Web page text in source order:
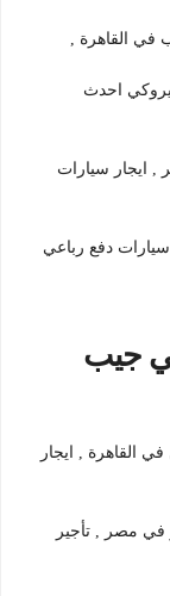
في القاهرة ,
احدث
ايجار سيارات
دفع رباعي
جيب
القاهرة , ايجار
في مصر , تأجير